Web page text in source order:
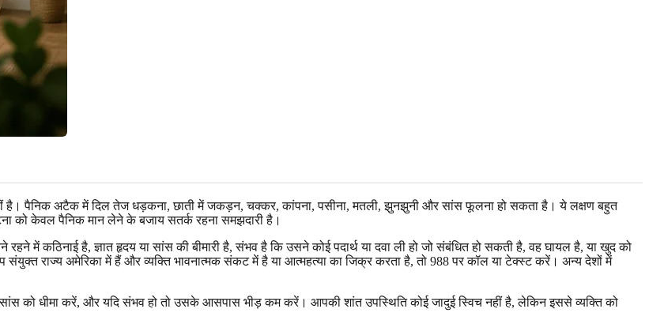
है। पैनिक अटैक में दिल तेज धड़कना, छाती में जकड़न, चक्कर, कांपना, पसीना, मतली, झुनझुनी और सांस फूलना हो सकता है। ये लक्षण बहुत
को केवल पैनिक मान लेने के बजाय सतर्क रहना समझदारी है।
रहने में कठिनाई है, ज्ञात हृदय या सांस की बीमारी है, संभव है कि उसने कोई पदार्थ या दवा ली हो जो संबंधित हो सकती है, वह घायल है, या खुद को
राज्य अमेरिका में हैं और व्यक्ति भावनात्मक संकट में है या आत्महत्या का जिक्र करता है, तो 988 पर कॉल या टेक्स्ट करें। अन्य देशों में
को धीमा करें, और यदि संभव हो तो उसके आसपास भीड़ कम करें। आपकी शांत उपस्थिति कोई जादुई स्विच नहीं है, लेकिन इससे व्यक्ति को